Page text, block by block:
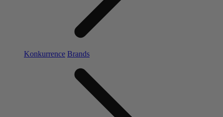
Konkurrence Brands